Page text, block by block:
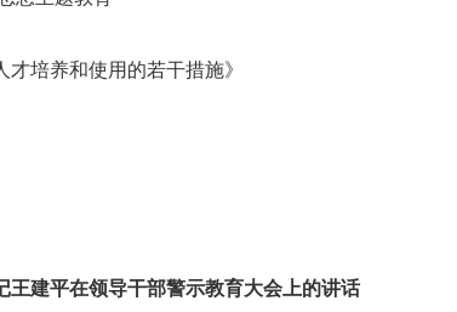
培养和使用的若干措施》
建平在领导干部警示教育大会上的讲话